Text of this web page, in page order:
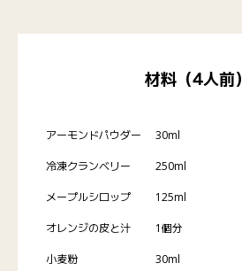
材料（4人前）
アーモンドパウダー 30ml
冷凍クランベリー 250ml
メープルシロップ 125ml
オレンジの皮と汁 1個分
小麦粉 30ml